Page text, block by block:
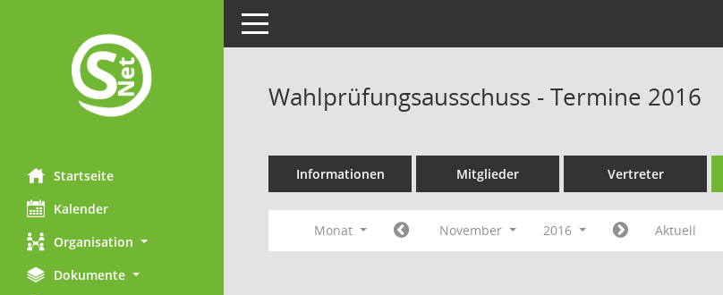
Startseite
Kalender
Organisation
Dokumente
Toggle navigation
Wahlprüfungsausschuss - Termine 2016
Informationen Mitglieder Vertreter
Monat November 2016 Aktuell